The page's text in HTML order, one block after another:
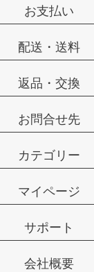
お支払い
配送・送料
返品・交換
お問合せ先
カテゴリー
マイページ
サポート
会社概要